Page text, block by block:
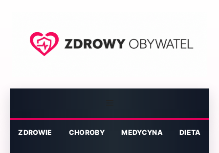
ZDROWIE CHOROBY MEDYCYNA DIETA